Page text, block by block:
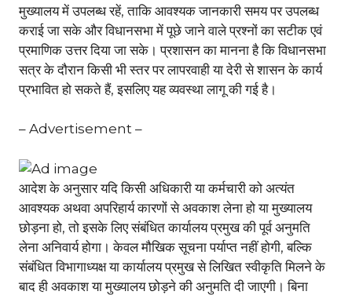
मुख्यालय में उपलब्ध रहें, ताकि आवश्यक जानकारी समय पर उपलब्ध
कराई जा सके और विधानसभा में पूछे जाने वाले प्रश्नों का सटीक एवं
प्रमाणिक उत्तर दिया जा सके। प्रशासन का मानना है कि विधानसभा
सत्र के दौरान किसी भी स्तर पर लापरवाही या देरी से शासन के कार्य
प्रभावित हो सकते हैं, इसलिए यह व्यवस्था लागू की गई है।
– Advertisement –
आदेश के अनुसार यदि किसी अधिकारी या कर्मचारी को अत्यंत
आवश्यक अथवा अपरिहार्य कारणों से अवकाश लेना हो या मुख्यालय
छोड़ना हो, तो इसके लिए संबंधित कार्यालय प्रमुख की पूर्व अनुमति
लेना अनिवार्य होगा। केवल मौखिक सूचना पर्याप्त नहीं होगी, बल्कि
संबंधित विभागाध्यक्ष या कार्यालय प्रमुख से लिखित स्वीकृति मिलने के
बाद ही अवकाश या मुख्यालय छोड़ने की अनुमति दी जाएगी। बिना